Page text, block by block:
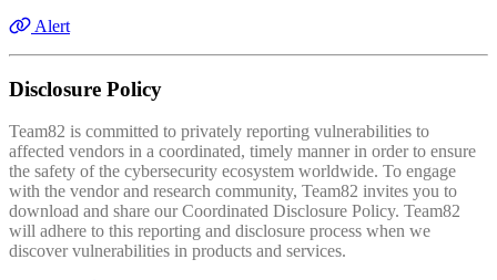
Alert
Disclosure Policy
Team82 is committed to privately reporting vulnerabilities to
affected vendors in a coordinated, timely manner in order to ensure
the safety of the cybersecurity ecosystem worldwide. To engage
with the vendor and research community, Team82 invites you to
download and share our Coordinated Disclosure Policy. Team82
will adhere to this reporting and disclosure process when we
discover vulnerabilities in products and services.